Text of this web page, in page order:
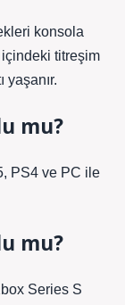
konsola
titreşim
mu?
PS4 ve PC ile
mu?
Series S